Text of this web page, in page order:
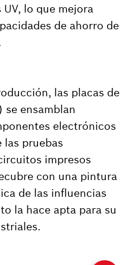
lo que mejora
de ahorro de
las placas de
ensamblan
electrónicos
las pruebas
impresos
con una pintura
de las influencias
la hace apta para su